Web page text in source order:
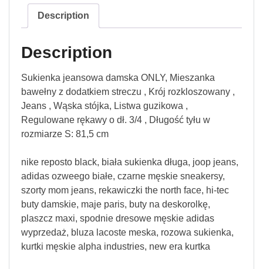
Description
Description
Sukienka jeansowa damska ONLY, Mieszanka
bawełny z dodatkiem streczu , Krój rozkloszowany ,
Jeans , Wąska stójka, Listwa guzikowa ,
Regulowane rękawy o dł. 3/4 , Długość tyłu w
rozmiarze S: 81,5 cm
nike reposto black, biała sukienka długa, joop jeans,
adidas ozweego białe, czarne męskie sneakersy,
szorty mom jeans, rekawiczki the north face, hi-tec
buty damskie, maje paris, buty na deskorolkę,
plaszcz maxi, spodnie dresowe męskie adidas
wyprzedaż, bluza lacoste meska, rozowa sukienka,
kurtki męskie alpha industries, new era kurtka